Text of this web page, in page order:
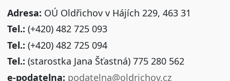
Adresa: OÚ Oldřichov v Hájích 229, 463 31
Tel.: (+420) 482 725 093
Tel.: (+420) 482 725 094
Tel.: (starostka Jana Šťastná) 775 280 562
e-podatelna: podatelna@oldrichov.cz